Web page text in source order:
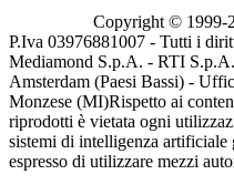
Copyright © 1999-
P.Iva 03976881007 - Tutti i
Mediamond S.p.A. - RTI
Amsterdam (Paesi Bassi) -
Monzese (MI)Rispetto ai
riprodotti è vietata ogni
sistemi di intelligenza
espresso di utilizzare mezzi